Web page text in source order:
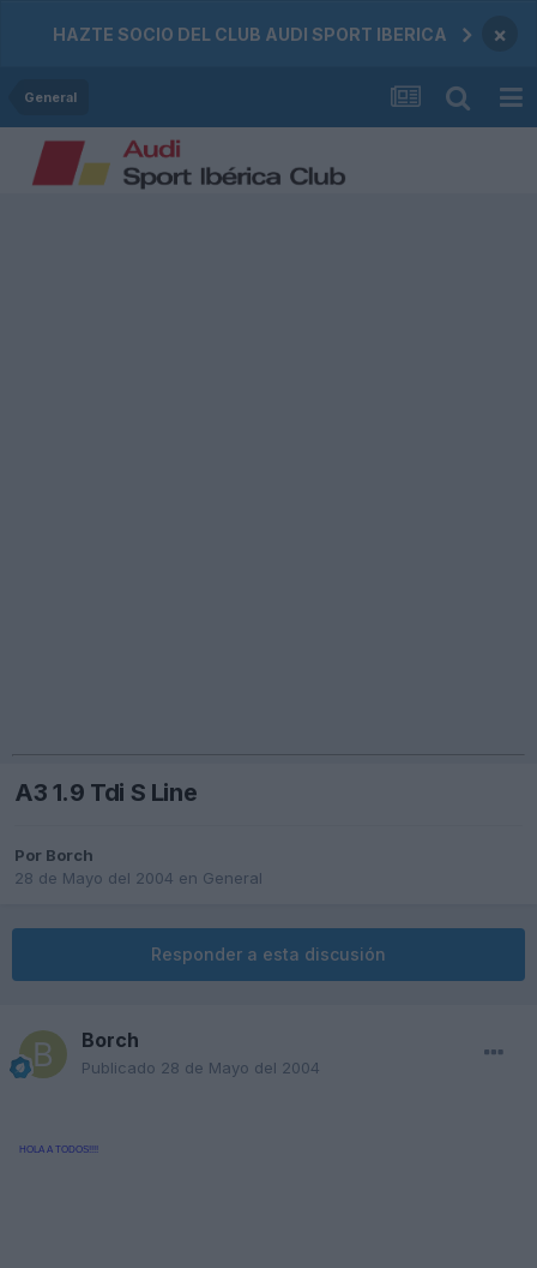
HAZTE SOCIO DEL CLUB AUDI SPORT IBERICA ×
General
A3 1.9 Tdi S Line
Por Borch
28 de Mayo del 2004 en General
Responder a esta discusión
Borch
Publicado 28 de Mayo del 2004
HOLA A TODOS!!!!